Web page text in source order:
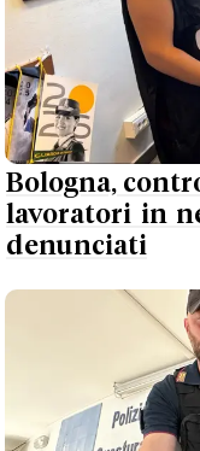
Bologna,
lavoratori in
denunciati